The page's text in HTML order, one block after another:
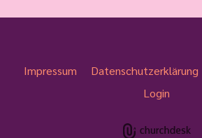
Impressum Datenschutzerklärung
Login